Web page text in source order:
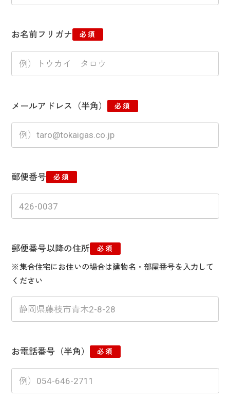
お名前フリガナ 必須
メールアドレス（半角） 必須
郵便番号 必須
郵便番号以降の住所 必須
※集合住宅にお住いの場合は建物名・部屋番号を入力して
ください
お電話番号（半角） 必須